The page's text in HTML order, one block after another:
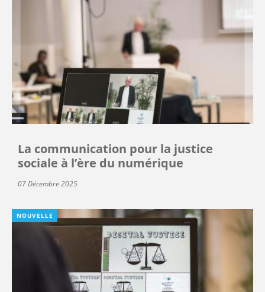
La communication pour la justice
sociale à l’ère du numérique
07 Décembre 2025
NOUVELLE